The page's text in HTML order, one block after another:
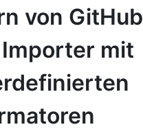
von GitHub
mit